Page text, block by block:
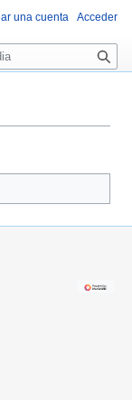
una cuenta Acceder